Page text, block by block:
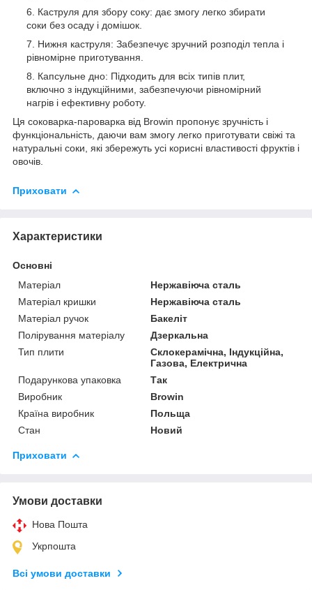
Каструля для збору соку: дає змогу легко збирати
соки без осаду і домішок.
Нижня каструля: Забезпечує зручний розподіл тепла і
рівномірне приготування.
Капсульне дно: Підходить для всіх типів плит,
включно з індукційними, забезпечуючи рівномірний
нагрів і ефективну роботу.
Ця соковарка-пароварка від Browin пропонує зручність і
функціональність, даючи вам змогу легко приготувати свіжі та
натуральні соки, які збережуть усі корисні властивості фруктів і
овочів.
Приховати
Характеристики
Основні
Матеріал
Нержавіюча сталь
Матеріал кришки
Нержавіюча сталь
Матеріал ручок
Бакеліт
Полірування матеріалу
Дзеркальна
Тип плити
Склокерамічна, Індукційна,
Газова, Електрична
Подарункова упаковка
Так
Виробник
Browin
Країна виробник
Польща
Стан
Новий
Приховати
Умови доставки
Нова Пошта
Укрпошта
Всі умови доставки